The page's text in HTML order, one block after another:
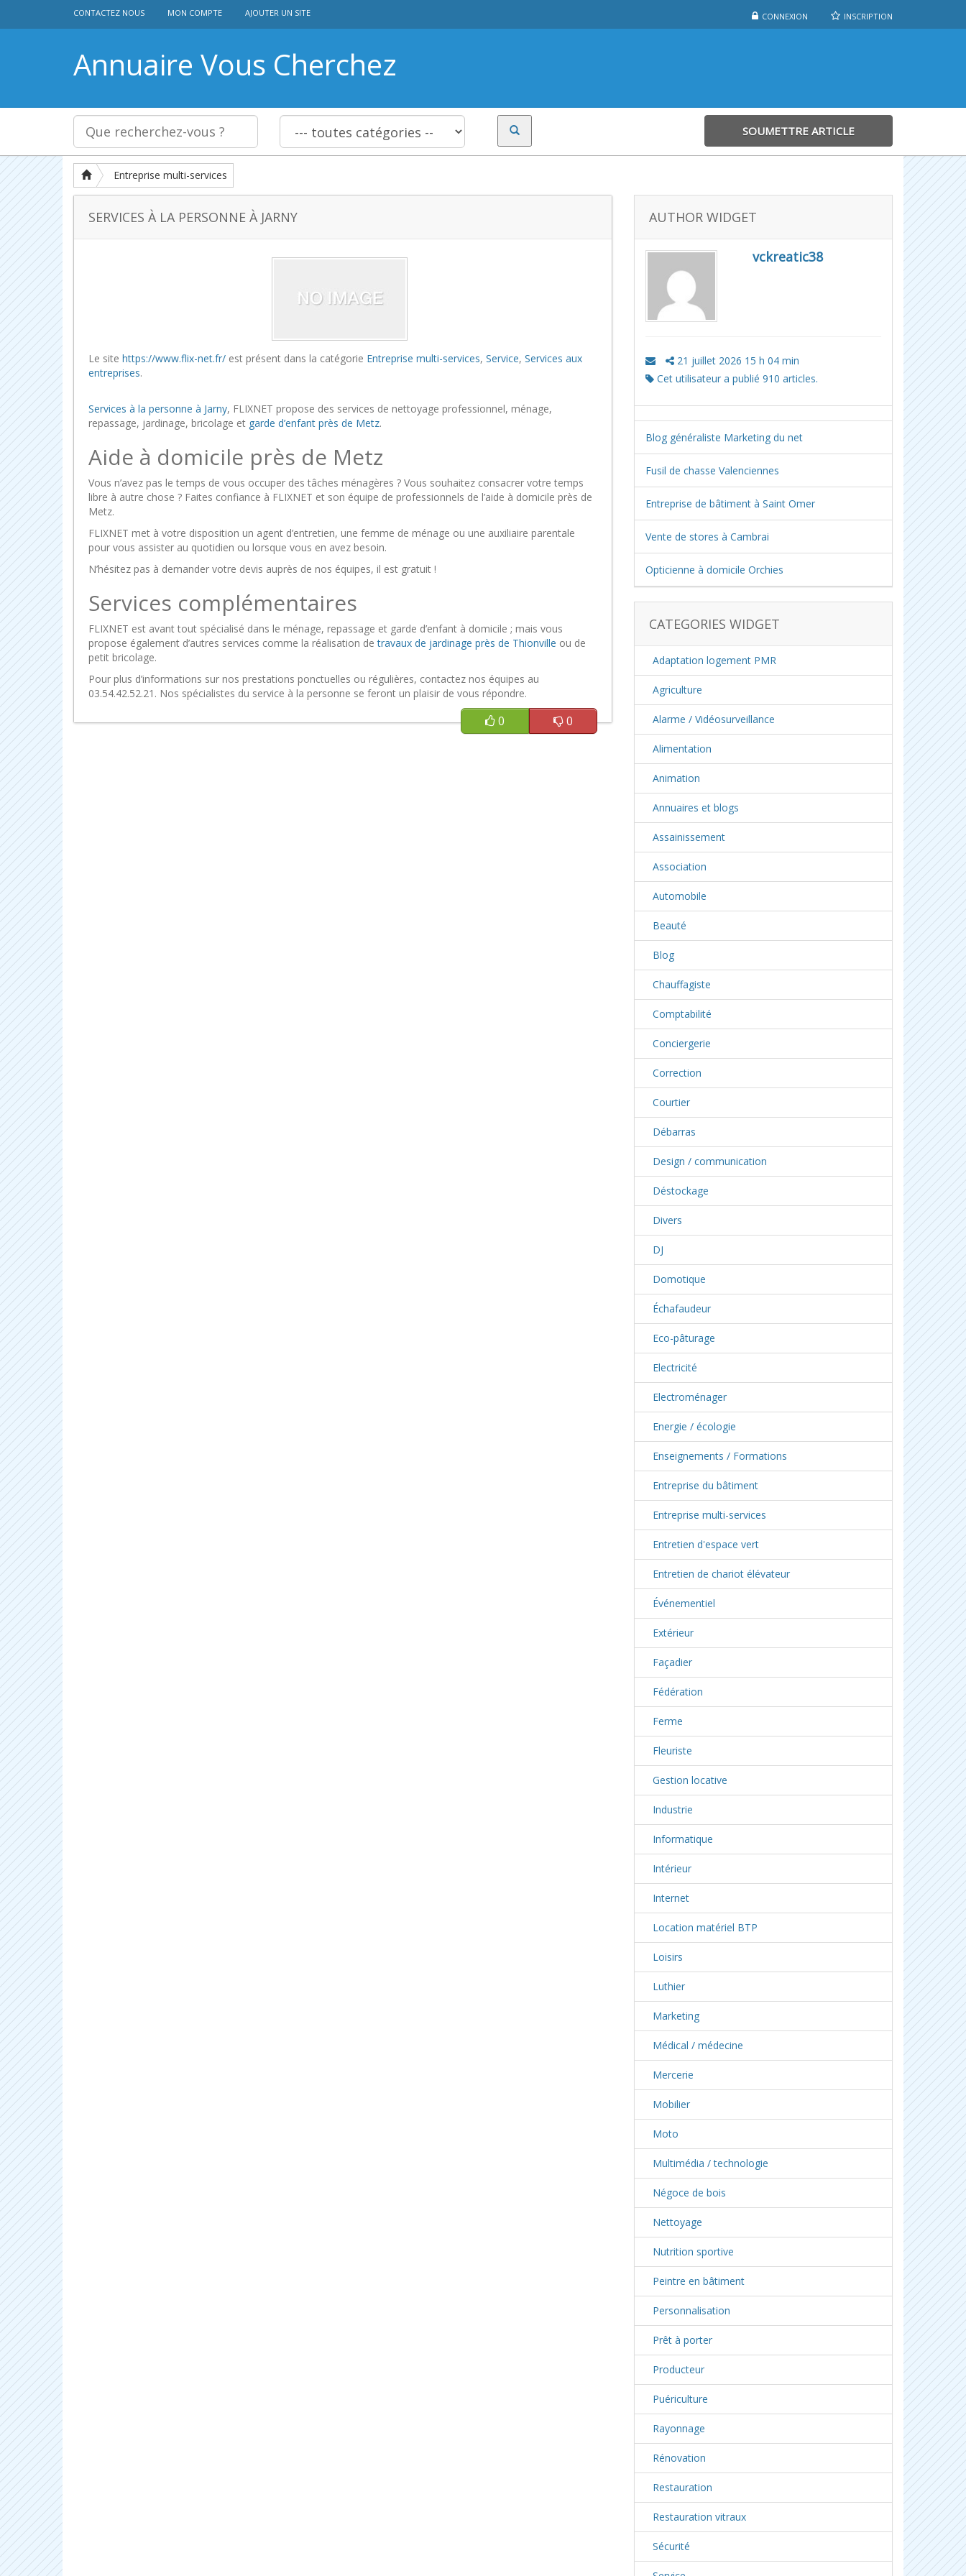
CONNEXION INSCRIPTION
CONTACTEZ NOUS MON COMPTE AJOUTER UN SITE
Annuaire Vous Cherchez
SOUMETTRE ARTICLE
Entreprise multi-services
SERVICES À LA PERSONNE À JARNY
Le site https://www.flix-net.fr/ est présent dans la catégorie Entreprise multi-services, Service, Services aux
entreprises.
Services à la personne à Jarny, FLIXNET propose des services de nettoyage professionnel, ménage,
repassage, jardinage, bricolage et garde d’enfant près de Metz.
Aide à domicile près de Metz
Vous n’avez pas le temps de vous occuper des tâches ménagères ? Vous souhaitez consacrer votre temps
libre à autre chose ? Faites confiance à FLIXNET et son équipe de professionnels de l’aide à domicile près de
Metz.
FLIXNET met à votre disposition un agent d’entretien, une femme de ménage ou une auxiliaire parentale
pour vous assister au quotidien ou lorsque vous en avez besoin.
N’hésitez pas à demander votre devis auprès de nos équipes, il est gratuit !
Services complémentaires
FLIXNET est avant tout spécialisé dans le ménage, repassage et garde d’enfant à domicile ; mais vous
propose également d’autres services comme la réalisation detravaux de jardinage près de Thionville ou de
petit bricolage.
Pour plus d’informations sur nos prestations ponctuelles ou régulières, contactez nos équipes au
03.54.42.52.21. Nos spécialistes du service à la personne se feront un plaisir de vous répondre.
0 0
AUTHOR WIDGET
vckreatic38
21 juillet 2026 15 h 04 min
Cet utilisateur a publié 910 articles.
Blog généraliste Marketing du net
Fusil de chasse Valenciennes
Entreprise de bâtiment à Saint Omer
Vente de stores à Cambrai
Opticienne à domicile Orchies
CATEGORIES WIDGET
Adaptation logement PMR
Agriculture
Alarme / Vidéosurveillance
Alimentation
Animation
Annuaires et blogs
Assainissement
Association
Automobile
Beauté
Blog
Chauffagiste
Comptabilité
Conciergerie
Correction
Courtier
Débarras
Design / communication
Déstockage
Divers
DJ
Domotique
Échafaudeur
Eco-pâturage
Electricité
Electroménager
Energie / écologie
Enseignements / Formations
Entreprise du bâtiment
Entreprise multi-services
Entretien d'espace vert
Entretien de chariot élévateur
Événementiel
Extérieur
Façadier
Fédération
Ferme
Fleuriste
Gestion locative
Industrie
Informatique
Intérieur
Internet
Location matériel BTP
Loisirs
Luthier
Marketing
Médical / médecine
Mercerie
Mobilier
Moto
Multimédia / technologie
Négoce de bois
Nettoyage
Nutrition sportive
Peintre en bâtiment
Personnalisation
Prêt à porter
Producteur
Puériculture
Rayonnage
Rénovation
Restauration
Restauration vitraux
Sécurité